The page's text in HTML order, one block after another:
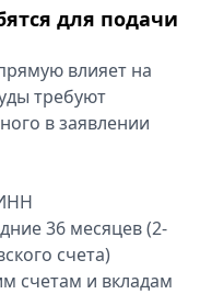
для подачи
влияет на
требуют
в заявлении
36 месяцев (2-
счета)
счетам и вкладам